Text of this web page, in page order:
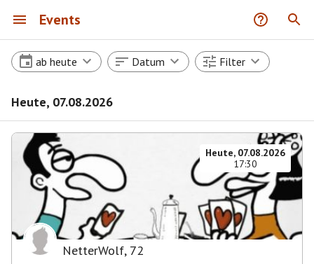
Events
ab heute Datum Filter
Heute, 07.08.2026
Heute, 07.08.2026
17:30
NetterWolf, 72